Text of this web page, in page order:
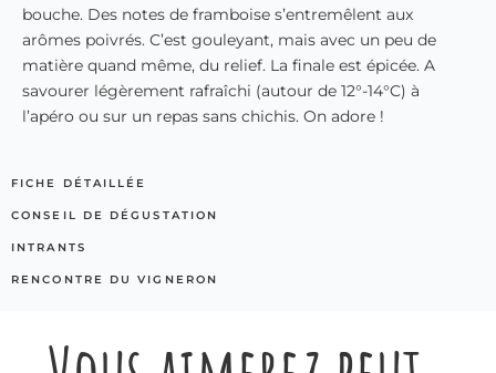
bouche. Des notes de framboise s’entremêlent aux
arômes poivrés. C’est gouleyant, mais avec un peu de
matière quand même, du relief. La finale est épicée. A
savourer légèrement rafraîchi (autour de 12°-14°C) à
l’apéro ou sur un repas sans chichis. On adore !
FICHE DÉTAILLÉE
CONSEIL DE DÉGUSTATION
INTRANTS
RENCONTRE DU VIGNERON